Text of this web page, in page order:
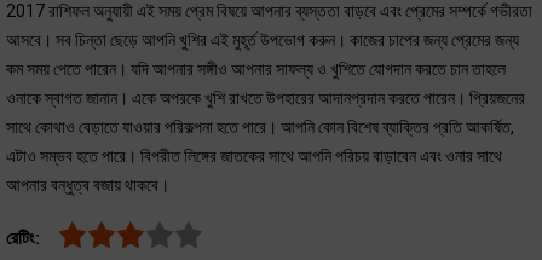
2017 রাশিফল অনুযায়ী এই সময় প্রেম বিষয়ে আপনার ব্যস্ততা বাড়বে এবং প্রেমের সম্পর্কে গভীরতা
আসবে। সব চিন্তা ছেড়ে আপনি খুশির এই মুহূর্ত উপভোগ করুন। কাজের চাপের জন্য প্রেমের জন্য
কম সময় পেতে পারেন। যদি আপনার সঙ্গীও আপনার সাফল্য ও খুশিতে যোগদান করতে চান তাহলে
ওনাকে স্বাগত জানান। একে অপরকে খুশি রাখতে উপহারের আদানপ্রদান করতে পারেন। প্রিয়জনের
সাথে কোথাও বেড়াতে যাওয়ার পরিকল্পনা হতে পারে। আপনি কোন বিশেষ ব্যাক্তির প্রতি আকর্ষিত,
এটাও সম্ভব হতে পারে। বিপরীত লিঙ্গের জাতকের সাথে আপনি পরিচয় বাড়াবেন এবং ওনার সাথে
আপনার বন্ধুত্ব বজায় থাকবে।
রেটিং: